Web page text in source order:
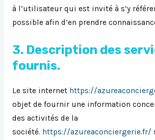
à l’utilisateur qui est invité à s’y
possible afin d’en prendre
3. Description des
fournis.
Le site internet https://
objet de fournir une information
des activités de la
société. https://azureaconciergerie.fr/